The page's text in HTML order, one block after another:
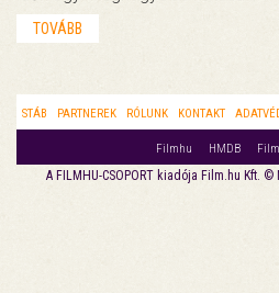
TOVÁBB
STÁB PARTNEREK RÓLUNK KONTAKT
Filmhu HMDB
A FILMHU-CSOPORT kiadója Film.hu Kft.